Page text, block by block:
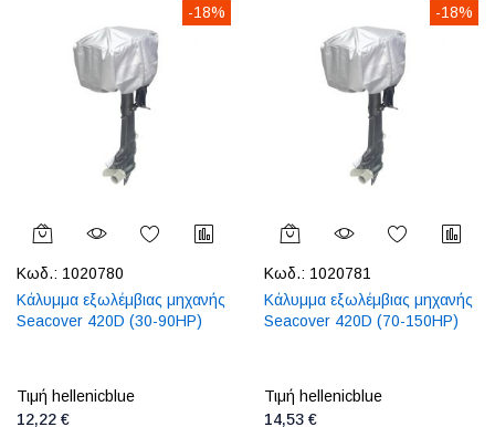
-18%
Κωδ.: 1020780
Κάλυμμα εξωλέμβιας μηχανής
Seacover 420D (30-90HP)
Τιμή hellenicblue
12,22 €
-18%
Κωδ.: 1020781
Κάλυμμα εξωλέμβιας μηχανής
Seacover 420D (70-150HP)
Τιμή hellenicblue
14,53 €